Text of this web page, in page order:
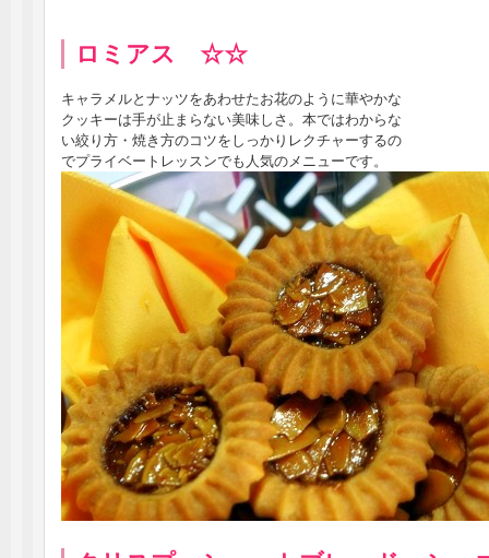
ロミアス ☆☆
キャラメルとナッツをあわせたお花のように華やかな
クッキーは手が止まらない美味しさ。本ではわからな
い絞り方・焼き方のコツをしっかりレクチャーするの
でプライベートレッスンでも人気のメニューです。